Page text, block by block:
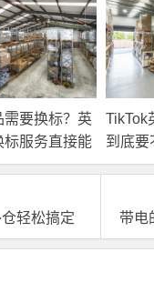
需要换标？英
标服务直接能
TikTok
到底要
海外仓
轻松搞定
带电